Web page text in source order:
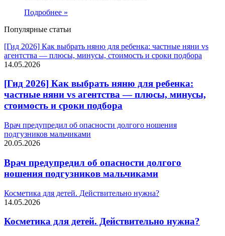
Подробнее »
Популярные статьи
[Гид 2026] Как выбрать няню для ребенка: частные няни vs
агентства — плюсы, минусы, стоимость и сроки подбора
14.05.2026
[Гид 2026] Как выбрать няню для ребенка:
частные няни vs агентства — плюсы, минусы,
стоимость и сроки подбора
Врач предупредил об опасности долгого ношения
подгузников мальчиками
20.05.2026
Врач предупредил об опасности долгого
ношения подгузников мальчиками
Косметика для детей. Действительно нужна?
14.05.2026
Косметика для детей. Действительно нужна?